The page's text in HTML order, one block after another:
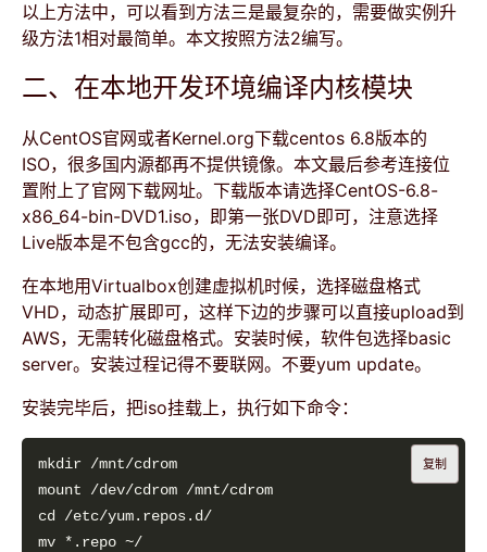
以上方法中，可以看到方法三是最复杂的，需要做实例升
级方法1相对最简单。本文按照方法2编写。
二、在本地开发环境编译内核模块
从CentOS官网或者Kernel.org下载centos 6.8版本的
ISO，很多国内源都再不提供镜像。本文最后参考连接位
置附上了官网下载网址。下载版本请选择CentOS-6.8-
x86_64-bin-DVD1.iso，即第一张DVD即可，注意选择
Live版本是不包含gcc的，无法安装编译。
在本地用Virtualbox创建虚拟机时候，选择磁盘格式
VHD，动态扩展即可，这样下边的步骤可以直接upload到
AWS，无需转化磁盘格式。安装时候，软件包选择basic
server。安装过程记得不要联网。不要yum update。
安装完毕后，把iso挂载上，执行如下命令：
复制